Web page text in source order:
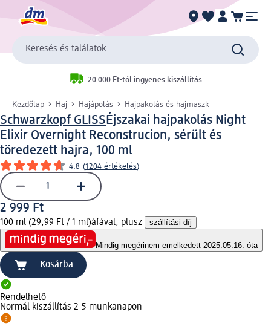
Keresés és találatok
20 000 Ft-tól ingyenes kiszállítás
Kezdőlap Haj Hajápolás Hajpakolás és hajmaszk
Schwarzkopf GLISSÉjszakai hajpakolás Night
Elixir Overnight Reconstrucion, sérült és
töredezett hajra, 100 ml
4.8 (1204 értékelés)
2 999 Ft
100 ml (29,99 Ft / 1 ml)áfával, plusz szállítási díj
Mindig megérinem emelkedett 2025.05.16. óta
Kosárba
Rendelhető
Normál kiszállítás 2-5 munkanapon